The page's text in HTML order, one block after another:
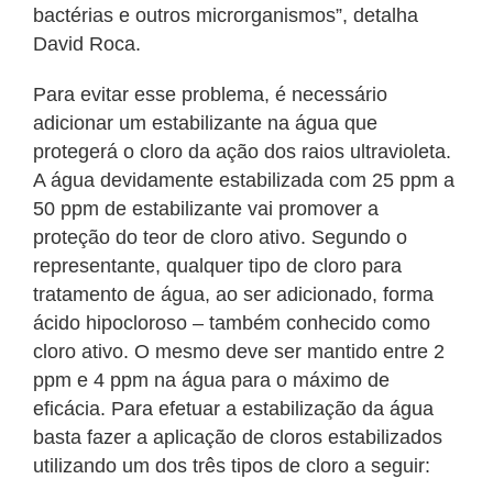
bactérias e outros microrganismos”, detalha
David Roca.
Para evitar esse problema, é necessário
adicionar um estabilizante na água que
protegerá o cloro da ação dos raios ultravioleta.
A água devidamente estabilizada com 25 ppm a
50 ppm de estabilizante vai promover a
proteção do teor de cloro ativo. Segundo o
representante, qualquer tipo de cloro para
tratamento de água, ao ser adicionado, forma
ácido hipocloroso – também conhecido como
cloro ativo. O mesmo deve ser mantido entre 2
ppm e 4 ppm na água para o máximo de
eficácia. Para efetuar a estabilização da água
basta fazer a aplicação de cloros estabilizados
utilizando um dos três tipos de cloro a seguir: